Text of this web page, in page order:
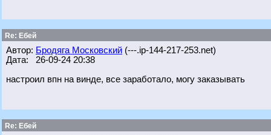
Re: Ебей
Автор: Бродяга Московский (---.ip-144-217-253.net)
Дата: 26-09-24 20:38
настроил впн на винде, все заработало, могу заказывать
Re: Ебей